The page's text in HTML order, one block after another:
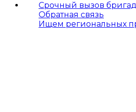
Срочный вызов
Обратная связь
Ищем региональных